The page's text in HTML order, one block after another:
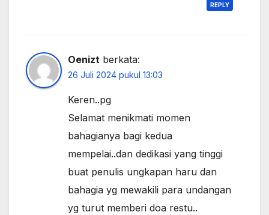
REPLY
Oenizt berkata:
26 Juli 2024 pukul 13:03
Keren..pg
Selamat menikmati momen
bahagianya bagi kedua
mempelai..dan dedikasi yang tinggi
buat penulis ungkapan haru dan
bahagia yg mewakili para undangan
yg turut memberi doa restu..